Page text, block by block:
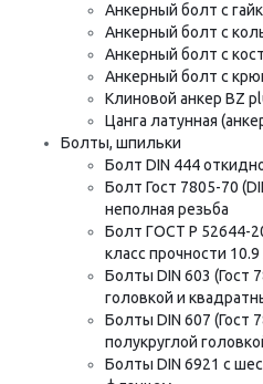
Анкерный болт с
Анкерный болт с
Анкерный болт с
Анкерный болт с
Клиновой анкер BZ
Цанга латунная
Болты, шпильки
Болт DIN 444
Болт Гост 7805-70
неполная резьба
Болт ГОСТ Р 52644-
класс прочности
Болты DIN 603 (Гост
головкой и
Болты DIN 607 (Гост
полукруглой
Болты DIN 6921 с